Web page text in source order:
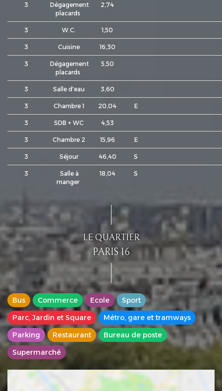
3
Dégagement
placards
2,74
3 W.C. 1,50
3 Cuisine 16,30
3
Dégagement
placards
5,50
3 Salle d'eau 3,60
3 Chambre 1 20,04 E
3 SDB + WC 4,53
3 Chambre 2 15,96 E
3 Séjour 46,40 S
3
Salle à
manger
18,04 S
LE QUARTIER
PARIS 16
Bus Commerce Ecole
Sport
Parc, Jardin et Square
Métro, gare et tramways
Parking
Restaurant
Bureau de poste
Supermarché